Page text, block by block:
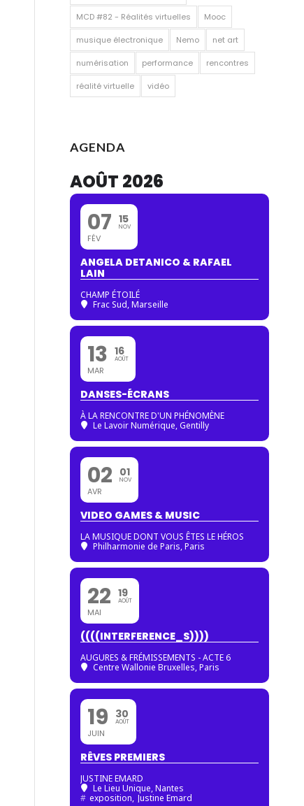
MCD #82 - Réalités virtuelles Mooc
musique électronique Nemo net art
numérisation performance rencontres
réalité virtuelle vidéo
AGENDA
AOÛT 2026
07
FÉV
15
NOV
ANGELA DETANICO & RAFAEL
LAIN
CHAMP ÉTOILÉ
Frac Sud, Marseille
13
MAR
16
AOÛT
DANSES-ÉCRANS
À LA RENCONTRE D'UN PHÉNOMÈNE
Le Lavoir Numérique, Gentilly
02
AVR
01
NOV
VIDEO GAMES & MUSIC
LA MUSIQUE DONT VOUS ÊTES LE HÉROS
Philharmonie de Paris, Paris
22
MAI
19
AOÛT
((((INTERFERENCE_S))))
AUGURES & FRÉMISSEMENTS - ACTE 6
Centre Wallonie Bruxelles, Paris
19
JUIN
30
AOÛT
RÊVES PREMIERS
JUSTINE EMARD
Le Lieu Unique, Nantes
# exposition, Justine Emard